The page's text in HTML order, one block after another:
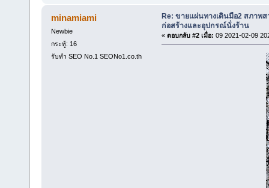
minamiami
Newbie
กระทู้: 16
รับทำ SEO No.1 SEONo1.co.th
Re: ขายแผ่นทางเดินมือ2 สภาพ
ก่อสร้างและอุปกรณ์นั่งร้าน
« ตอบกลับ #2 เมื่อ: 09 2021-02-09